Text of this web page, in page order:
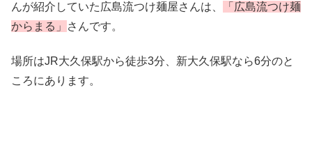
んが紹介していた広島流つけ麺屋さんは、
「広島流つけ麺
からまる」
さんです。
場所はJR大久保駅から徒歩3分、新大久保駅なら6分のと
ころにあります。